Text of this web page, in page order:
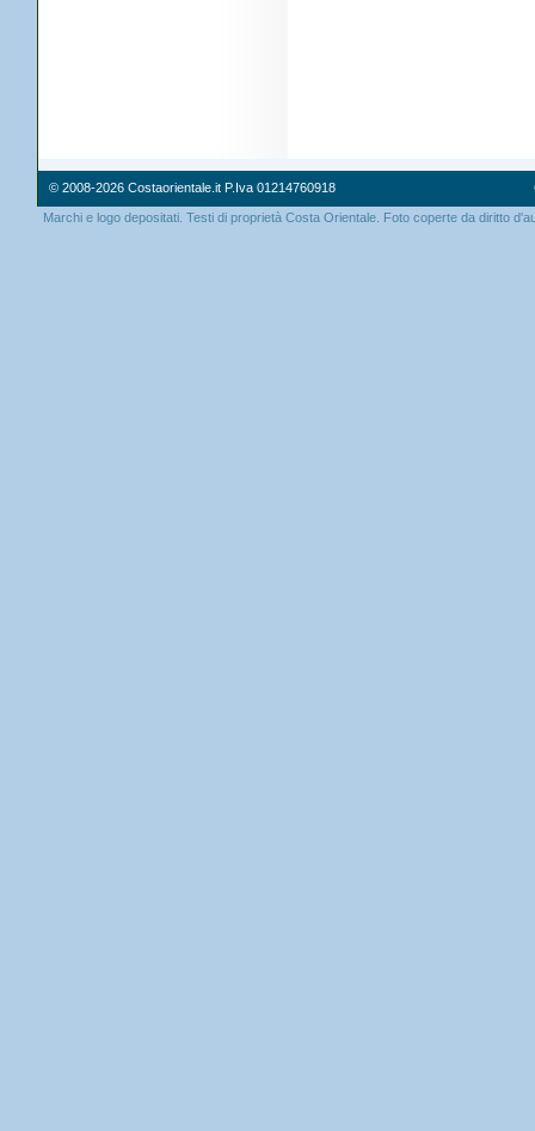
© 2008-2026 Costaorientale.it P.Iva 01214760918
Marchi e logo depositati. Testi di proprietà Costa Orientale. Foto coperte da diritto